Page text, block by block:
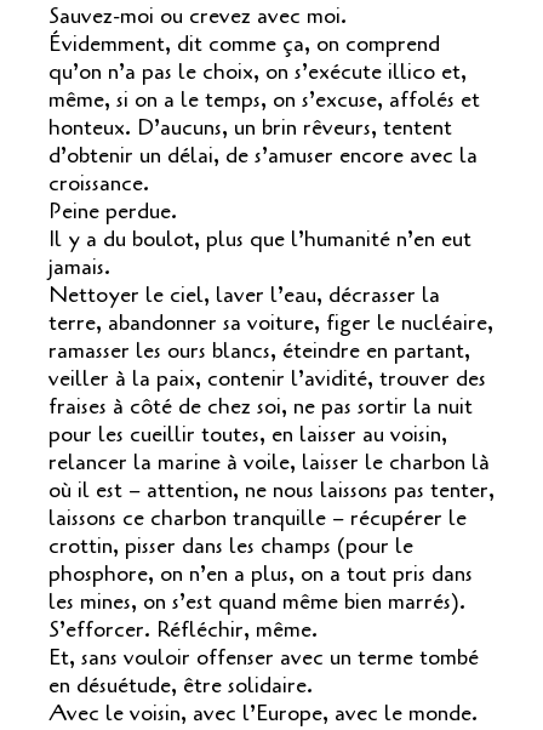
Sauvez-moi ou crevez avec moi.
Évidemment, dit comme ça, on comprend
qu’on n’a pas le choix, on s’exécute illico et,
même, si on a le temps, on s’excuse, affolés et
honteux. D’aucuns, un brin rêveurs, tentent
d’obtenir un délai, de s’amuser encore avec la
croissance.
Peine perdue.
Il y a du boulot, plus que l’humanité n’en eut
jamais.
Nettoyer le ciel, laver l’eau, décrasser la
terre, abandonner sa voiture, figer le nucléaire,
ramasser les ours blancs, éteindre en partant,
veiller à la paix, contenir l’avidité, trouver des
fraises à côté de chez soi, ne pas sortir la nuit
pour les cueillir toutes, en laisser au voisin,
relancer la marine à voile, laisser le charbon là
où il est – attention, ne nous laissons pas tenter,
laissons ce charbon tranquille – récupérer le
crottin, pisser dans les champs (pour le
phosphore, on n’en a plus, on a tout pris dans
les mines, on s’est quand même bien marrés).
S’efforcer. Réfléchir, même.
Et, sans vouloir offenser avec un terme tombé
en désuétude, être solidaire.
Avec le voisin, avec l’Europe, avec le monde.